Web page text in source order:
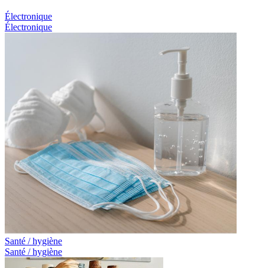
Électronique
Électronique
Santé / hygiène
Santé / hygiène